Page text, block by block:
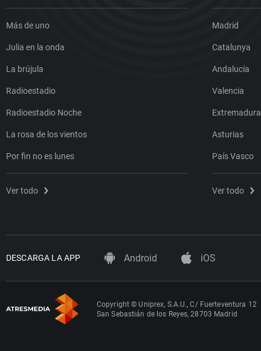
Más de uno
Julia en la onda
La brújula
Radioestadio
Radioestadio Noche
La rosa de los vientos
Por fin no es lunes
Ver todo
Madrid
Catalunya
Andalucía
Valencia
Extremadura
Asturias
País Vasco
Ver todo
DESCARGA LA APP Android iOS
Copyright © Uniprex, S.A.U., C/ Fuerteventura 12
San Sebastián de los Reyes, 28703 Madrid